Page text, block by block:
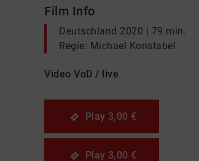
Film Info
Deutschland 2020 | 79 min.
Regie: Michael Konstabel
Video VoD / live
Play 3,00 €
Play 3,00 €